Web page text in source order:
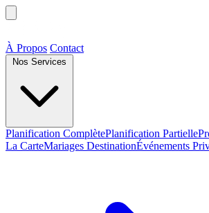
À Propos Contact
Planification ComplètePlanification Partielle
La CarteMariages DestinationÉvénements